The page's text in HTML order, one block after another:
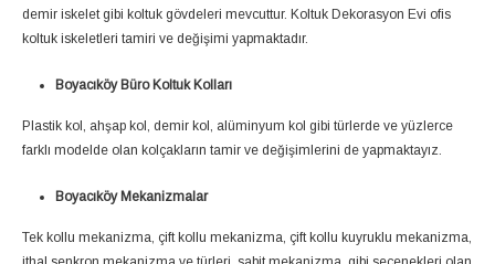
demir iskelet gibi koltuk gövdeleri mevcuttur. Koltuk Dekorasyon Evi ofis
koltuk iskeletleri tamiri ve değişimi yapmaktadır.
Boyacıköy Büro Koltuk Kolları
Plastik kol, ahşap kol, demir kol, alüminyum kol gibi türlerde ve yüzlerce
farklı modelde olan kolçakların tamir ve değişimlerini de yapmaktayız.
Boyacıköy Mekanizmalar
Tek kollu mekanizma, çift kollu mekanizma, çift kollu kuyruklu mekanizma,